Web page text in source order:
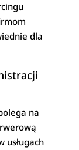
dla
na
usługach